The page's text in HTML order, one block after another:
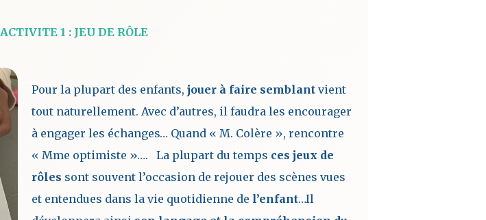
ACTIVITE 1 : JEU DE RÔLE
Pour la plupart des enfants,jouer à faire semblant vient
tout naturellement. Avec d’autres, il faudra les encourager
à engager les échanges… Quand « M. Colère », rencontre
« Mme optimiste »…. La plupart du temps ces jeux de
rôles sont souvent l’occasion de rejouer des scènes vues
et entendues dans la vie quotidienne de l’enfant…Il